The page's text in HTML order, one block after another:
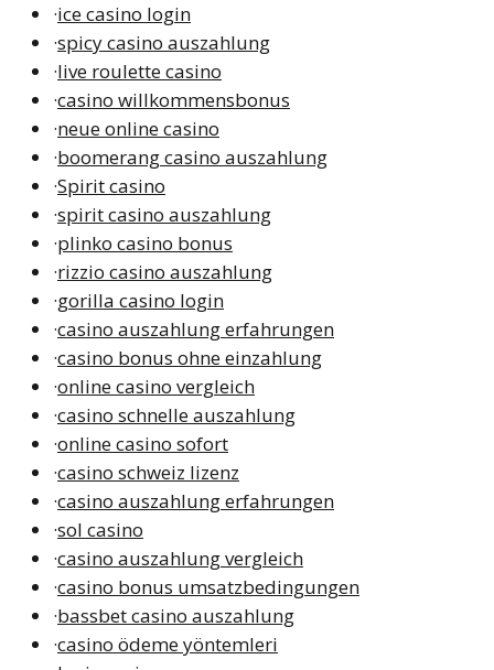
·ice casino login
·spicy casino auszahlung
·live roulette casino
·casino willkommensbonus
·neue online casino
·boomerang casino auszahlung
·Spirit casino
·spirit casino auszahlung
·plinko casino bonus
·rizzio casino auszahlung
·gorilla casino login
·casino auszahlung erfahrungen
·casino bonus ohne einzahlung
·online casino vergleich
·casino schnelle auszahlung
·online casino sofort
·casino schweiz lizenz
·casino auszahlung erfahrungen
·sol casino
·casino auszahlung vergleich
·casino bonus umsatzbedingungen
·bassbet casino auszahlung
·casino ödeme yöntemleri